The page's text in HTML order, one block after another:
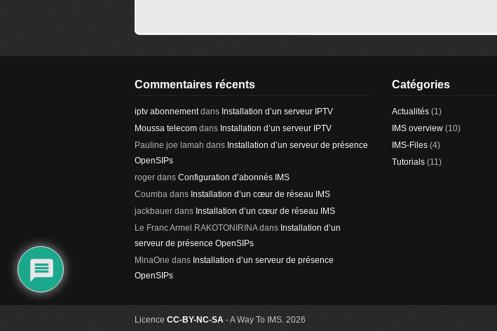
Commentaires récents
iptv abonnementdans Installation d’un serveur IPTV
Moussa telecom dans Installation d’un serveur IPTV
Pauline joe lamah dans Installation d’un serveur de présence
OpenSIPs
roger dans Configuration d’abonnés IMS
Coumba dans Installation d’un cœur de réseau IMS
jackbauer dans Installation d’un cœur de réseau IMS
Le Franc Armel RAKOTONIRINAdans Installation d’un
serveur de présence OpenSIPs
MinaOne dans Installation d’un serveur de présence
OpenSIPs
Catégories
Actualités (1)
IMS overview (10)
IMS-Files (4)
Tutorials (11)
Licence CC-BY-NC-SA - A Way To IMS. 2026